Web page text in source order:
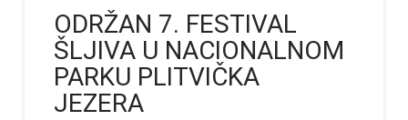
ODRŽAN 7. FESTIVAL
ŠLJIVA U NACIONALNOM
PARKU PLITVIČKA
JEZERA